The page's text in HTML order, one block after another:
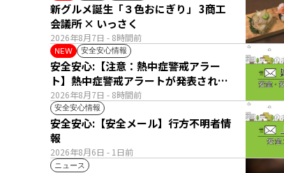
2026年8月7日 - 8時間前
新グルメ誕生「３色おにぎり」 3商工
会議所 × いっさく
NEW 安全安心情報
2026年8月7日 - 8時間前
安全安心:【注意：熱中症警戒アラー
ト】熱中症警戒アラートが発表されて
います。
安全安心情報
2026年8月6日 - 1日前
安全安心:【安全メール】行方不明者情
報
ニュース